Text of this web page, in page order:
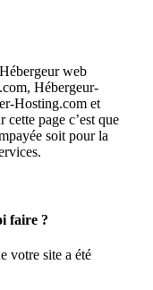
web
Hébergeur-
Hosting.com et
page c’est que
soit pour la
faire ?
votre site a été